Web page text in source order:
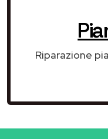
Riparazione